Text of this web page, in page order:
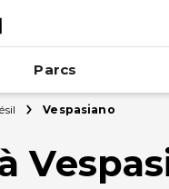
Parcs
Vespasiano